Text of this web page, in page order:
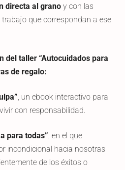
directa al grano y con las
que correspondan a ese
del taller “Autocuidados para
de regalo:
, un ebook interactivo para
con responsabilidad.
para todas”, en el que
incondicional hacia nosotras
de los éxitos o